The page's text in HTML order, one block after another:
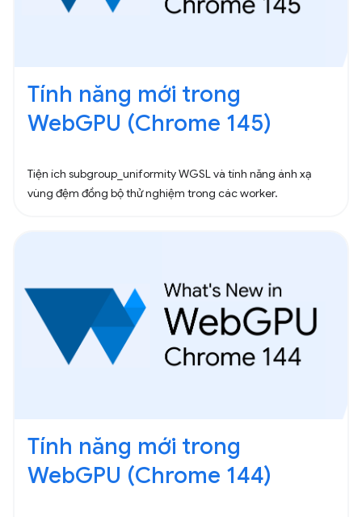
Tính năng mới trong
WebGPU (Chrome 145)
Tiện ích subgroup_uniformity WGSL và tính năng ánh xạ
vùng đệm đồng bộ thử nghiệm trong các worker.
Tính năng mới trong
WebGPU (Chrome 144)